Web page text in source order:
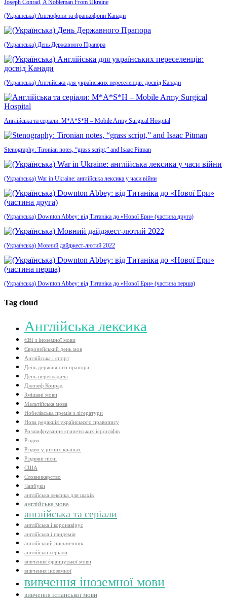
Joseph Conrad, A Nobleman From Ukraine
(Українська) Англофони та франкофони Канади
(Українська) День Державного Прапора
(Українська) Англійська для українських переселенців: досвід Канади
Англійська та серіали: M*A*S*H – Mobile Army Surgical Hospital
Stenography: Tironian notes, “grass script,” and Isaac Pitman
(Українська) War in Ukraine: англійська лексика у часи війни
(Українська) Downton Abbey: від Титаніка до «Нової Ери» (частина друга)
(Українська) Мовний дайджест-лютий 2022
(Українська) Downton Abbey: від Титаніка до «Нової Ери» (частина перша)
Tag cloud
Aнглійська лексика
ЄВІ з іноземної мови
Європейський день мов
Англійська і спорт
День державного прапора
День перекладача
Джозеф Конрад
Змішані мови
Мальтійська мова
Нобелівська премія з літератури
Нова редакція українського правопису
Розшифрування єгипетських ієрогліфів
Різдво
Різдво у різних країнах
Різдвяні пісні
США
Словникарство
Чапбуки
англійська лексика для шахів
англійська мова
англійська та серіали
англійська і коронавірус
англійська і пандемія
англійський письменник
англійські серіали
вивчення французької мови
вивчення іноземної
вивчення іноземної мови
вивчення іспанської мови